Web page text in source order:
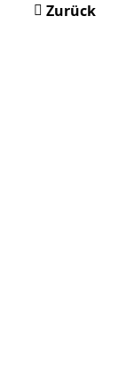
Zurück